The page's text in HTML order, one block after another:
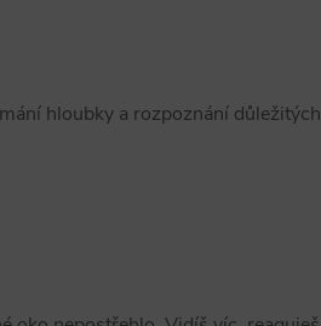
hloubky a rozpoznání důležitých